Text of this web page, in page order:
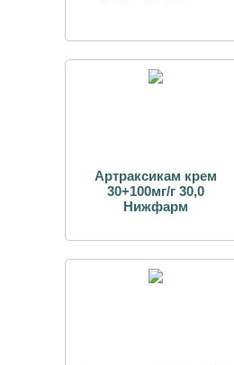
Артраксикам крем
30+100мг/г 30,0
Нижфарм